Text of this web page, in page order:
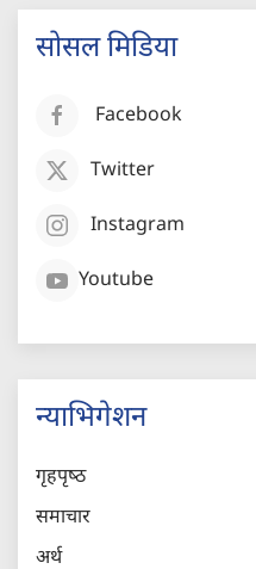
सोसल मिडिया
Facebook
Twitter
Instagram
Youtube
न्याभिगेशन
गृहपृष्‍ठ
समाचार
अर्थ